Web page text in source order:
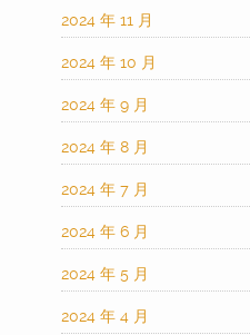
2024 年 11 月
2024 年 10 月
2024 年 9 月
2024 年 8 月
2024 年 7 月
2024 年 6 月
2024 年 5 月
2024 年 4 月